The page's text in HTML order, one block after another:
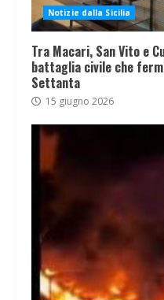
Notizie dalla Sicilia
Tra Macari, San Vito e
battaglia civile che
Settanta
15 giugno 2026